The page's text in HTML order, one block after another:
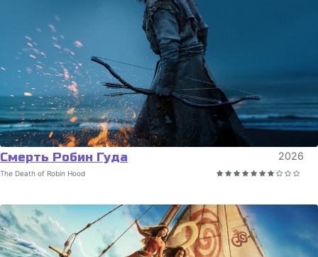
Смерть Робин Гуда 2026
The Death of Robin Hood